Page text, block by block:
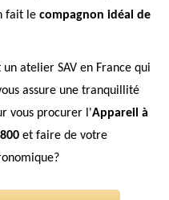
fait le compagnon idéal de
atelier SAV en France qui
assure une tranquillité
vous procurer l'Appareil à
et faire de votre